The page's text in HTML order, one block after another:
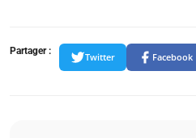
Partager :
Twitter Facebook